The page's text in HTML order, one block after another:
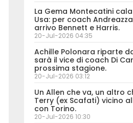
La Gema Montecatini
Usa: per coach
arrivo Bennett e Harris.
20-Jul-2026 04:35
Achille Polonara riparte
sarà il vice di coach Di
prossima stagione.
20-Jul-2026 03:12
Un Allen che va, un altro
Terry (ex Scafati) vicino
con Torino.
20-Jul-2026 10:30